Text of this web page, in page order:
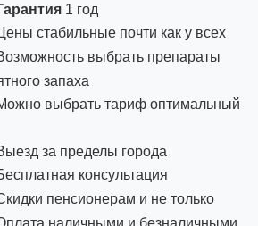
1 год
стабильные почти как у всех
выбрать препараты
запаха
выбрать тариф оптимальный
за пределы города
консультация
пенсионерам и не только
наличными и безналичными